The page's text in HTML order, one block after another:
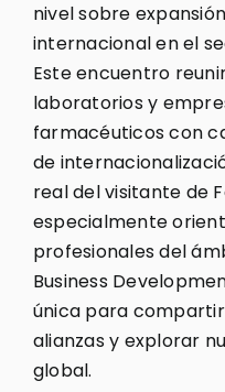
nivel sobre
internacional en el
Este encuentro
laboratorios y
farmacéuticos con
de
real del visitante de
especialmente
profesionales del
Business
única para
alianzas y explorar
global.